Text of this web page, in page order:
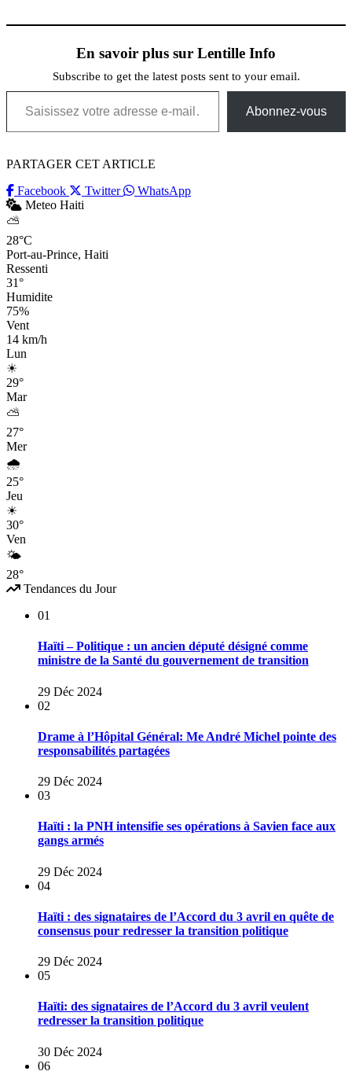
En savoir plus sur Lentille Info
Subscribe to get the latest posts sent to your email.
Saisissez votre adresse e-mail…
Abonnez-vous
PARTAGER CET ARTICLE
Facebook
Twitter
WhatsApp
Meteo Haiti
⛅
28°C
Port-au-Prince, Haiti
Ressenti
31°
Humidite
75%
Vent
14 km/h
Lun
☀
29°
Mar
⛅
27°
Mer
🌧
25°
Jeu
☀
30°
Ven
🌤
28°
Tendances du Jour
01
Haïti – Politique : un ancien député désigné comme
ministre de la Santé du gouvernement de transition
29 Déc 2024
02
Drame à l’Hôpital Général: Me André Michel pointe des
responsabilités partagées
29 Déc 2024
03
Haïti : la PNH intensifie ses opérations à Savien face aux
gangs armés
29 Déc 2024
04
Haïti : des signataires de l’Accord du 3 avril en quête de
consensus pour redresser la transition politique
29 Déc 2024
05
Haïti: des signataires de l’Accord du 3 avril veulent
redresser la transition politique
30 Déc 2024
06